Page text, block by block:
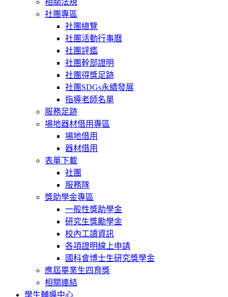
社團專區
社團總覽
社團活動行事曆
社團評鑑
社團幹部證明
社團得獎足跡
社團SDGs永續發展
指導老師名單
服務足跡
場地器材借用專區
場地借用
器材借用
表單下載
社團
服務隊
獎助學金專區
一般性獎助學金
研究生獎勵學金
校內工讀資訊
各項證明線上申請
國科會博士生研究獎學金
應屆畢業生四育獎
相關連結
學生輔導中心